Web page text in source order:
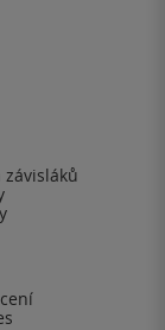
závisláků